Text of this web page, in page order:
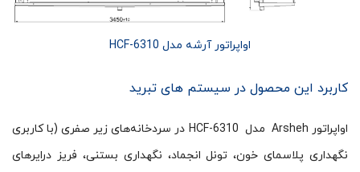
اواپراتور آرشه مدل HCF-6310
کاربرد این محصول در سیستم های تبرید
اواپراتور Arsheh مدل HCF-6310 در سردخانه‌های زیر صفری (با کاربری
نگهداری پلاسمای خون، تونل انجماد، نگهداری بستنی، فریز درایرهای